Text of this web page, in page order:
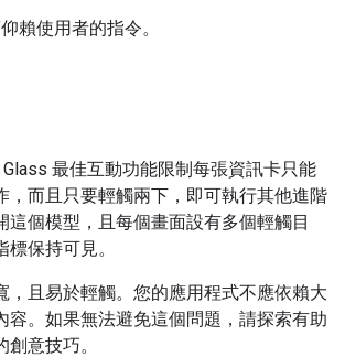
賴使用者的指令。
最佳互動功能限制每張資訊卡只能
，而且只要輕觸兩下，即可執行其他進階
這個模型，且每個畫面設有多個輕觸目
保持可見。
，且易於輕觸。您的應用程式不應依賴大
容。如果無法避免這個問題，請探索有助
意技巧。